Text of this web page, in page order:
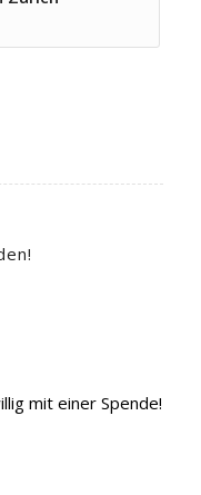
mit einer Spende!